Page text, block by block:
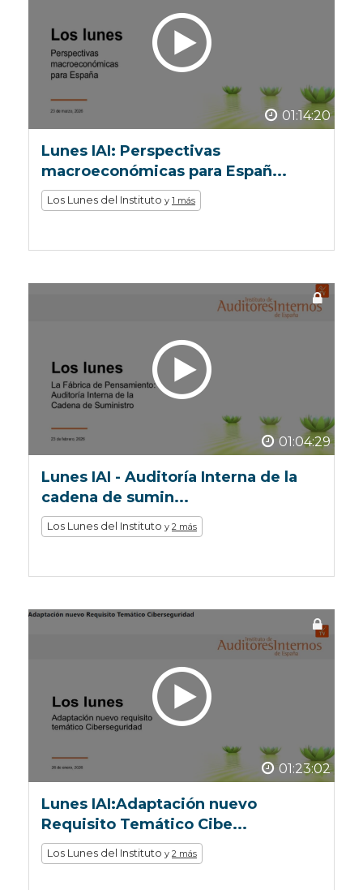
01:14:20
Lunes IAI: Perspectivas
macroeconómicas para Españ...
Los Lunes del Instituto y 1 más
01:04:29
Lunes IAI - Auditoría Interna de la
cadena de sumin...
Los Lunes del Instituto y 2 más
01:23:02
Lunes IAI:Adaptación nuevo
Requisito Temático Cibe...
Los Lunes del Instituto y 2 más